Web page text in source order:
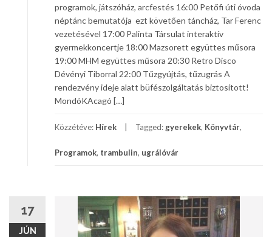
programok, játszóház, arcfestés 16:00 Petőfi úti óvoda
néptánc bemutatója ezt követően táncház, Tar Ferenc
vezetésével 17:00 Palinta Társulat interaktív
gyermekkoncertje 18:00 Mazsorett együttes műsora
19:00 MHM együttes műsora 20:30 Retro Disco
Dévényi Tiborral 22:00 Tűzgyújtás, tűzugrás A
rendezvény ideje alatt büfészolgáltatás biztosított!
MondóKAcagó […]
Közzétéve: Hírek Tagged:gyerekek, Könyvtár,
Programok, trambulin, ugrálóvár
17
JÚN